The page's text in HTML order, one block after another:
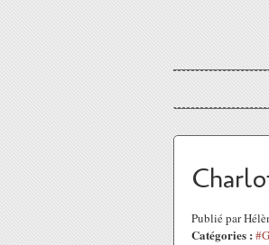
Publié par
Catégories :